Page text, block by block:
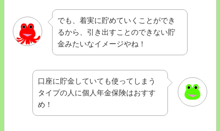
でも、着実に貯めていくことができ
るから、引き出すことのできない貯
金みたいなイメージやね！
口座に貯金していても使ってしまう
タイプの人に個人年金保険はおすす
め！